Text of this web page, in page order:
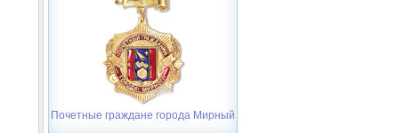
Почетные граждане города Мирный